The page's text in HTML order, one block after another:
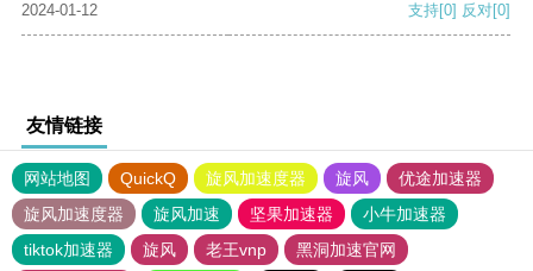
2024-01-12
支持[0] 反对[0]
友情链接
网站地图 QuickQ 旋风加速度器 旋风
优途加速器
旋风加速度器
旋风加速 坚果加速器
小牛加速器
tiktok加速器
旋风 老王vnp 黑洞加速官网